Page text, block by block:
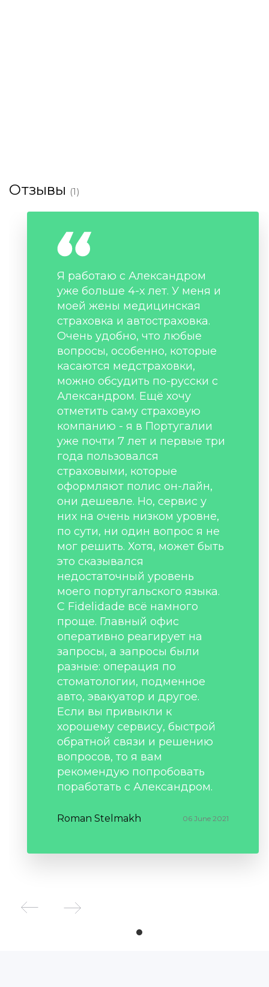
Отзывы (1)
Я работаю с Александром
уже больше 4-х лет. У меня и
моей жены медицинская
страховка и автостраховка.
Очень удобно, что любые
вопросы, особенно, которые
касаются медстраховки,
можно обсудить по-русски с
Александром. Ещё хочу
отметить саму страховую
компанию - я в Португалии
уже почти 7 лет и первые три
года пользовался
страховыми, которые
оформляют полис он-лайн,
они дешевле. Но, сервис у
них на очень низком уровне,
по сути, ни один вопрос я не
мог решить. Хотя, может быть
это сказывался
недостаточный уровень
моего португальского языка.
С Fidelidade всё намного
проще. Главный офис
оперативно реагирует на
запросы, а запросы были
разные: операция по
стоматологии, подменное
авто, эвакуатор и другое.
Если вы привыкли к
хорошему сервису, быстрой
обратной связи и решению
вопросов, то я вам
рекомендую попробовать
поработать с Александром.
Roman Stelmakh 06 June 2021